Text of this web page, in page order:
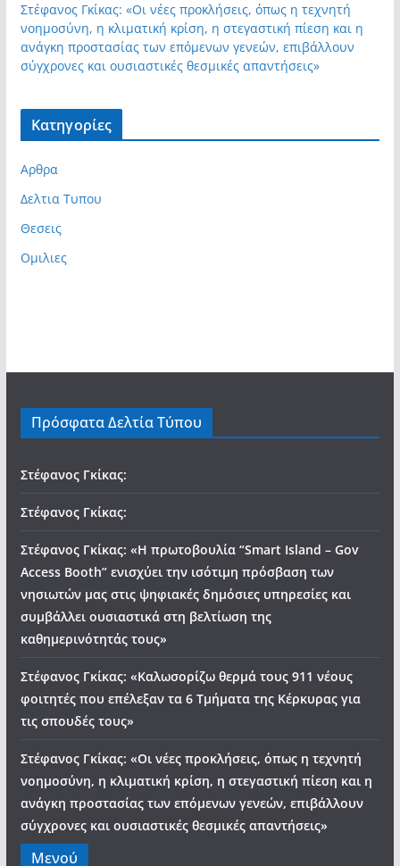
Στέφανος Γκίκας: «Οι νέες προκλήσεις, όπως η τεχνητή
νοημοσύνη, η κλιματική κρίση, η στεγαστική πίεση και η
ανάγκη προστασίας των επόμενων γενεών, επιβάλλουν
σύγχρονες και ουσιαστικές θεσμικές απαντήσεις»
Kατηγορίες
Αρθρα
Δελτια Τυπου
Θεσεις
Ομιλιες
Πρόσφατα Δελτία Τύπου
Στέφανος Γκίκας:
Στέφανος Γκίκας:
Στέφανος Γκίκας: «Η πρωτοβουλία “Smart Island – Gov
Access Booth” ενισχύει την ισότιμη πρόσβαση των
νησιωτών μας στις ψηφιακές δημόσιες υπηρεσίες και
συμβάλλει ουσιαστικά στη βελτίωση της
καθημερινότητάς τους»
Στέφανος Γκίκας: «Καλωσορίζω θερμά τους 911 νέους
φοιτητές που επέλεξαν τα 6 Τμήματα της Κέρκυρας για
τις σπουδές τους»
Στέφανος Γκίκας: «Οι νέες προκλήσεις, όπως η τεχνητή
νοημοσύνη, η κλιματική κρίση, η στεγαστική πίεση και η
ανάγκη προστασίας των επόμενων γενεών, επιβάλλουν
σύγχρονες και ουσιαστικές θεσμικές απαντήσεις»
Μενού